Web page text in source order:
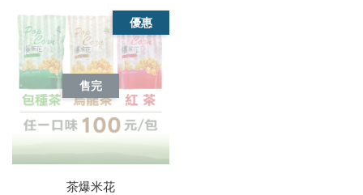
優惠
售完
茶爆米花